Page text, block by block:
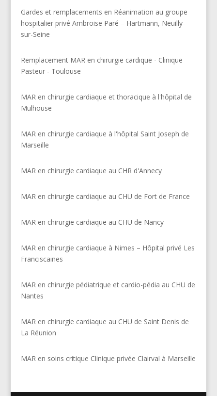
Gardes et remplacements en Réanimation au groupe
hospitalier privé Ambroise Paré – Hartmann, Neuilly-
sur-Seine
Remplacement MAR en chirurgie cardique - Clinique
Pasteur - Toulouse
MAR en chirurgie cardiaque et thoracique à l'hôpital de
Mulhouse
MAR en chirurgie cardiaque à l'hôpital Saint Joseph de
Marseille
MAR en chirurgie cardiaque au CHR d'Annecy
MAR en chirurgie cardiaque au CHU de Fort de France
MAR en chirurgie cardiaque au CHU de Nancy
MAR en chirurgie cardiaque à Nimes – Hôpital privé Les
Franciscaines
MAR en chirurgie pédiatrique et cardio-pédia au CHU de
Nantes
MAR en chirurgie cardiaque au CHU de Saint Denis de
La Réunion
MAR en soins critique Clinique privée Clairval à Marseille